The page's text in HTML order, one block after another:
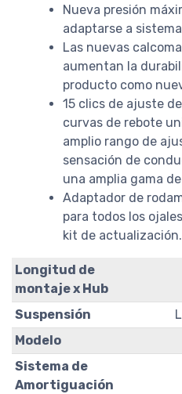
Nueva presión
adaptarse a
Las nuevas
aumentan la
producto como
15 clics de ajuste
curvas de rebote
amplio rango de
sensación de
una amplia gama
Adaptador de
para todos los
kit de actualización.
Longitud de
montaje x Hub
Suspensión
Modelo
Sistema de
Amortiguación